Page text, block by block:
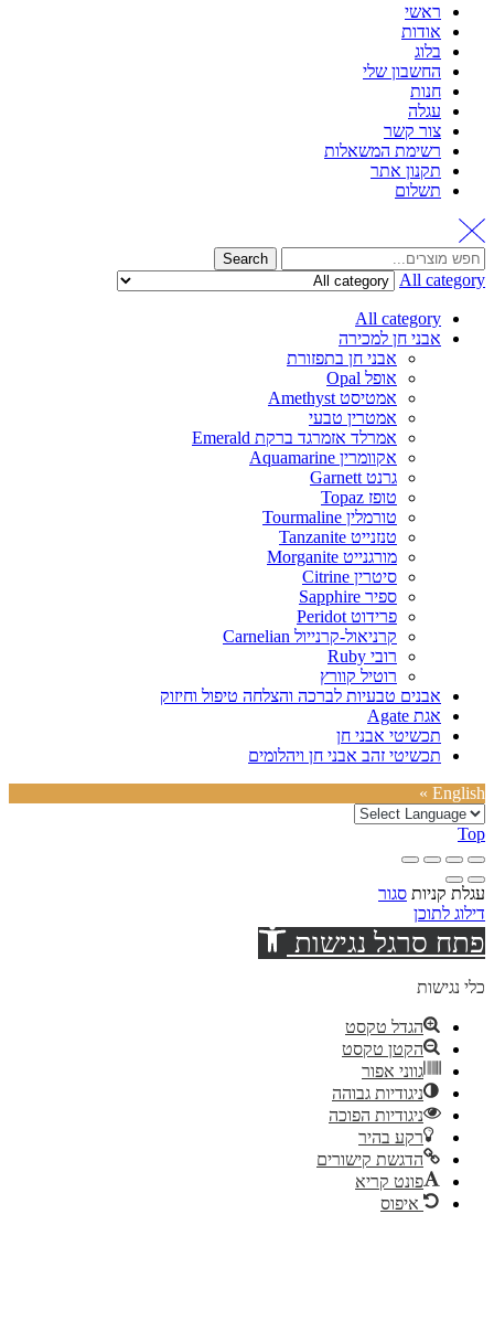
ראשי
אודות
בלוג
החשבון שלי
חנות
עגלה
צור קשר
רשימת המשאלות
תקנון אתר
תשלום
Search
for:
Search
All category
All category
אבני חן למכירה
אבני חן בתפזורת
אופל Opal
אמטיסט Amethyst
אמטרין טבעי
אמרלד אזמרגד ברקת Emerald
אקוומרין Aquamarine
גרנט Garnett
טופז Topaz
טורמלין Tourmaline
טנזנייט Tanzanite
מורגנייט Morganite
סיטרין Citrine
ספיר Sapphire
פרידוט Peridot
קרניאול-קרנייול Carnelian
רובי Ruby
רוטיל קוורץ
אבנים טבעיות לברכה והצלחה טיפול וחיזוק
אגת Agate
תכשיטי אבני חן
תכשיטי זהב אבני חן ויהלומים
English »
Top
עגלת קניות סגור
דילוג לתוכן
פתח סרגל נגישות
כלי נגישות
הגדל טקסט
הקטן טקסט
גווני אפור
ניגודיות גבוהה
ניגודיות הפוכה
רקע בהיר
הדגשת קישורים
פונט קריא
איפוס